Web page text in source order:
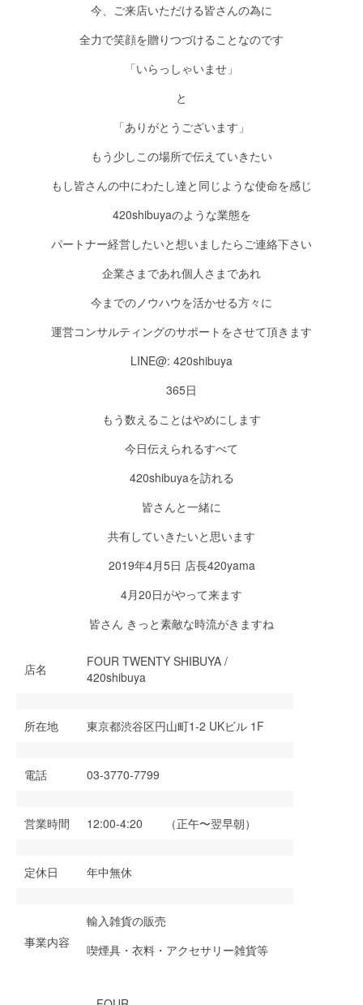
今、ご来店いただける皆さんの為に
全力で笑顔を贈りつづけることなのです
「いらっしゃいませ」
と
「ありがとうございます」
もう少しこの場所で伝えていきたい
もし皆さんの中にわたし達と同じような使命を感じ
420shibuyaのような業態を
パートナー経営したいと想いましたらご連絡下さい
企業さまであれ個人さまであれ
今までのノウハウを活かせる方々に
運営コンサルティングのサポートをさせて頂きます
LINE@: 420shibuya
365日
もう数えることはやめにします
今日伝えられるすべて
420shibuyaを訪れる
皆さんと一緒に
共有していきたいと思います
2019年4月5日 店長420yama
4月20日がやって来ます
皆さん きっと素敵な時流がきますね
店名
FOUR TWENTY SHIBUYA /
420shibuya
所在地 東京都渋谷区円山町1-2 UKビル 1F
電話 03-3770-7799
営業時間 12:00-4:20 （正午〜翌早朝）
定休日 年中無休
事業内容
輸入雑貨の販売
喫煙具・衣料・アクセサリー雑貨等